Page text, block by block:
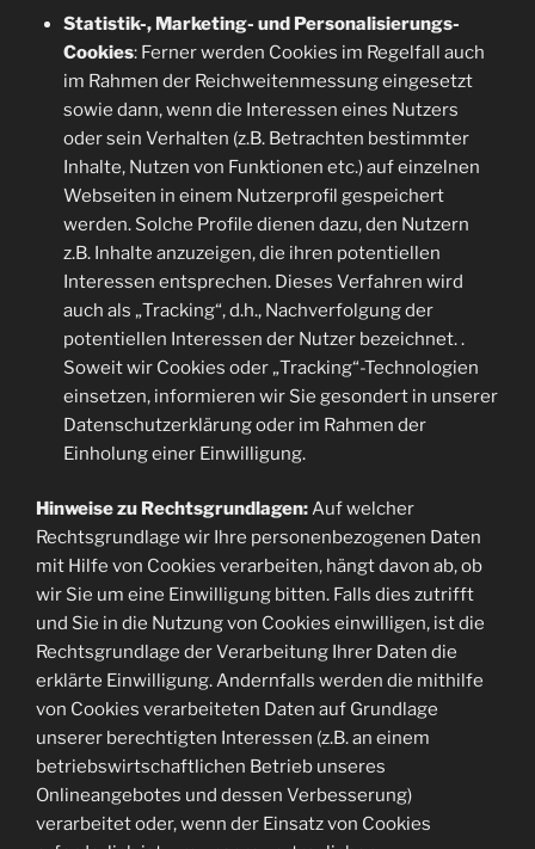
Statistik-, Marketing- und Personalisierungs-
Cookies: Ferner werden Cookies im Regelfall auch
im Rahmen der Reichweitenmessung eingesetzt
sowie dann, wenn die Interessen eines Nutzers
oder sein Verhalten (z.B. Betrachten bestimmter
Inhalte, Nutzen von Funktionen etc.) auf einzelnen
Webseiten in einem Nutzerprofil gespeichert
werden. Solche Profile dienen dazu, den Nutzern
z.B. Inhalte anzuzeigen, die ihren potentiellen
Interessen entsprechen. Dieses Verfahren wird
auch als „Tracking“, d.h., Nachverfolgung der
potentiellen Interessen der Nutzer bezeichnet. .
Soweit wir Cookies oder „Tracking“-Technologien
einsetzen, informieren wir Sie gesondert in unserer
Datenschutzerklärung oder im Rahmen der
Einholung einer Einwilligung.
Hinweise zu Rechtsgrundlagen:Auf welcher
Rechtsgrundlage wir Ihre personenbezogenen Daten
mit Hilfe von Cookies verarbeiten, hängt davon ab, ob
wir Sie um eine Einwilligung bitten. Falls dies zutrifft
und Sie in die Nutzung von Cookies einwilligen, ist die
Rechtsgrundlage der Verarbeitung Ihrer Daten die
erklärte Einwilligung. Andernfalls werden die mithilfe
von Cookies verarbeiteten Daten auf Grundlage
unserer berechtigten Interessen (z.B. an einem
betriebswirtschaftlichen Betrieb unseres
Onlineangebotes und dessen Verbesserung)
verarbeitet oder, wenn der Einsatz von Cookies